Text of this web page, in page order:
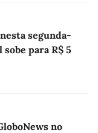
segunda-
para R$ 5
no